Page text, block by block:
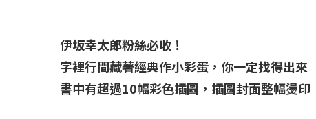
伊坂幸太郎粉絲必收！
字裡行間藏著經典作小彩蛋，你一定找得出來
書中有超過10幅彩色插圖，插圖封面整幅燙印